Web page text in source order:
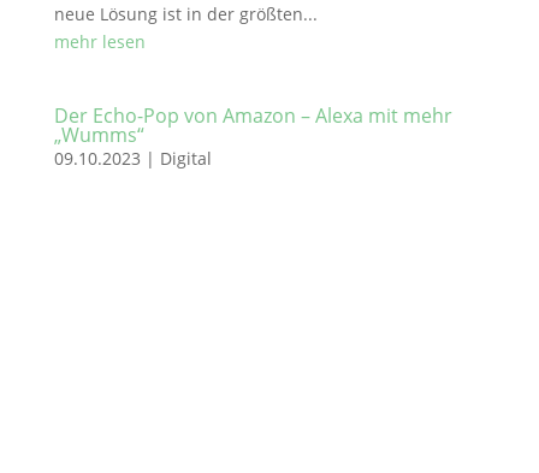
neue Lösung ist in der größten...
mehr lesen
Der Echo-Pop von Amazon – Alexa mit mehr
„Wumms“
09.10.2023 | Digital